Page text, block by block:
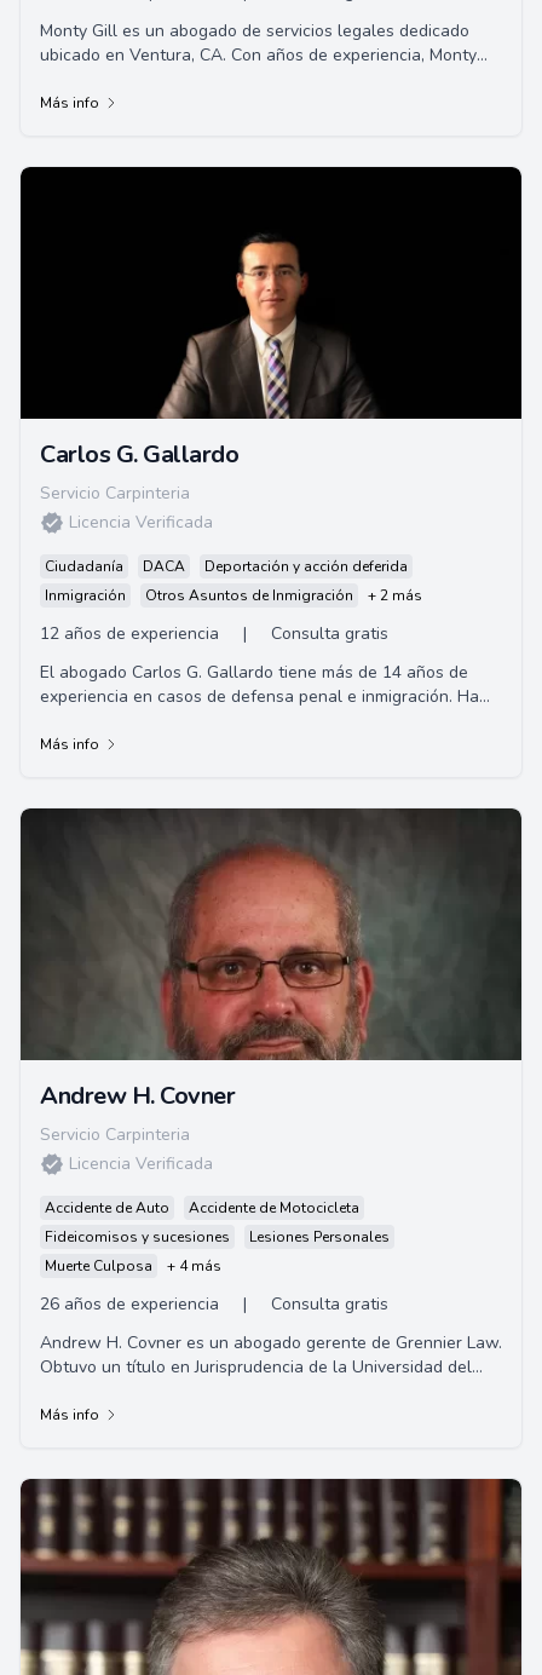
Monty Gill es un abogado de servicios legales dedicado
ubicado en Ventura, CA. Con años de experiencia, Monty
Más info
Carlos G. Gallardo
Servicio Carpinteria
Licencia Verificada
Ciudadanía DACA
Deportación y acción deferida
Inmigración
Otros Asuntos de Inmigración + 2 más
12 años de experiencia |
Consulta gratis
El abogado Carlos G. Gallardo tiene más de 14 años de
experiencia en casos de defensa penal e inmigración. Ha
Más info
Andrew H. Covner
Servicio Carpinteria
Licencia Verificada
Accidente de Auto
Accidente de Motocicleta
Fideicomisos y sucesiones
Lesiones Personales
Muerte Culposa
+ 4 más
26 años de experiencia |
Consulta gratis
Andrew H. Covner es un abogado gerente de Grennier Law.
Obtuvo un título en Jurisprudencia de la Universidad del
Más info